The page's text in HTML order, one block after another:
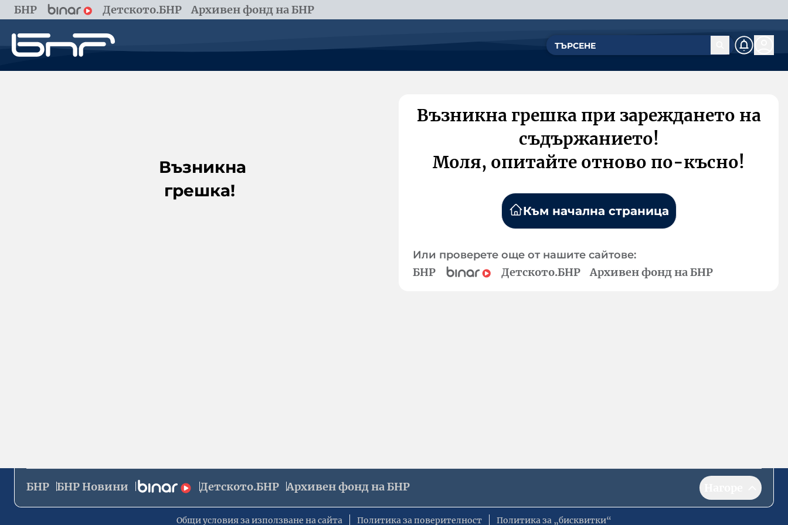
БНР Детското.БНР Архивен фонд на БНР
Възникна
грешка!
Възникна грешка при зареждането на
съдържанието!
Моля, опитайте отново по-късно!
Към начална страница
Или проверете още от нашите сайтове:
БНР Детското.БНР Архивен фонд на БНР
БНР БНР Новини Детското.БНР Архивен фонд на БНР
Общи условия за използване на сайта Политика за поверителност Политика за „бисквитки“